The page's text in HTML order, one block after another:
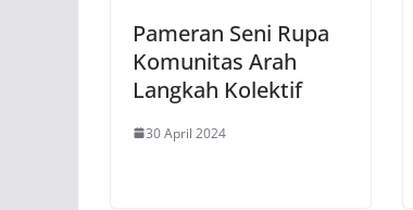
Pameran Seni Rupa
Komunitas Arah
Langkah Kolektif
30 April 2024